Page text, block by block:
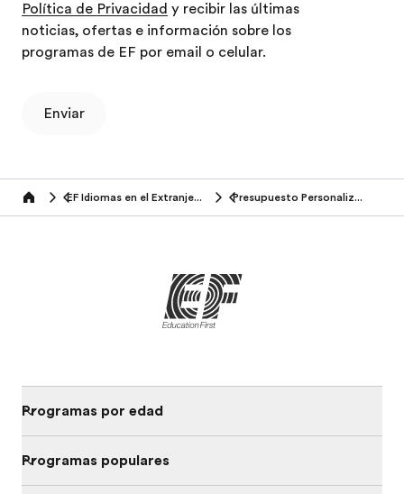
Política de Privacidad y recibir las últimas
noticias, ofertas e información sobre los
programas de EF por email o celular.
Enviar
Home EF Idiomas en el Extranjero (50+ años) Presupuesto Personalizado
Programas por edad
Programas populares